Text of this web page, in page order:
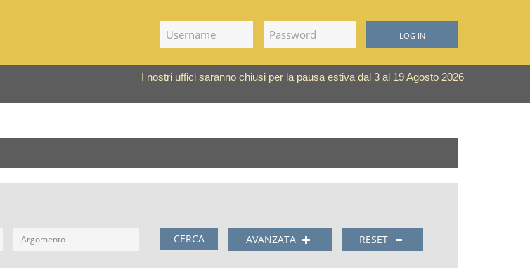
LOG IN
I nostri uffici saranno chiusi per la pausa estiva dal 3 al 19 Agosto 2026
CERCA AVANZATA RESET